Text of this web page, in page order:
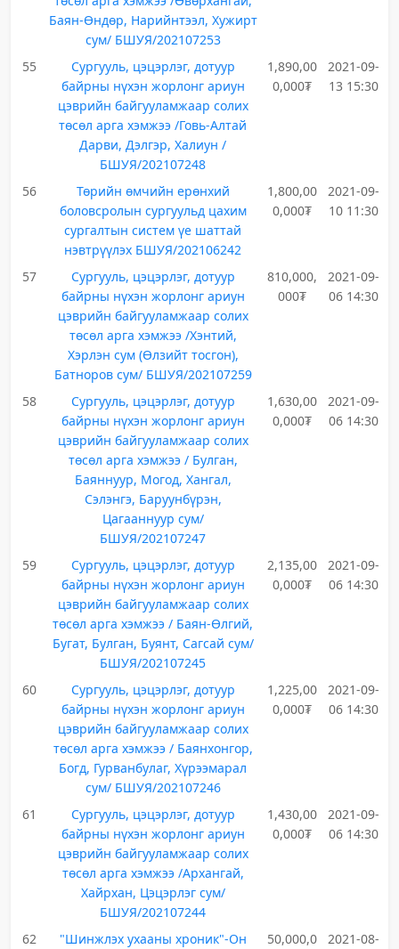
Баян-Өндөр, Нарийнтээл, Хужирт
сум/ БШУЯ/202107253
55
Сургууль, цэцэрлэг, дотуур
байрны нүхэн жорлонг ариун
цэврийн байгууламжаар солих
төсөл арга хэмжээ /Говь-Алтай
Дарви, Дэлгэр, Халиун /
БШУЯ/202107248
1,890,00
0,000₮
2021-09-
13 15:30
56
Төрийн өмчийн ерөнхий
боловсролын сургуульд цахим
сургалтын систем үе шаттай
нэвтрүүлэх БШУЯ/202106242
1,800,00
0,000₮
2021-09-
10 11:30
57
Сургууль, цэцэрлэг, дотуур
байрны нүхэн жорлонг ариун
цэврийн байгууламжаар солих
төсөл арга хэмжээ /Хэнтий,
Хэрлэн сум (Өлзийт тосгон),
Батноров сум/ БШУЯ/202107259
810,000,
000₮
2021-09-
06 14:30
58
Сургууль, цэцэрлэг, дотуур
байрны нүхэн жорлонг ариун
цэврийн байгууламжаар солих
төсөл арга хэмжээ / Булган,
Баяннуур, Могод, Хангал,
Сэлэнгэ, Баруунбүрэн,
Цагааннуур сум/
БШУЯ/202107247
1,630,00
0,000₮
2021-09-
06 14:30
59
Сургууль, цэцэрлэг, дотуур
байрны нүхэн жорлонг ариун
цэврийн байгууламжаар солих
төсөл арга хэмжээ / Баян-Өлгий,
Бугат, Булган, Буянт, Сагсай сум/
БШУЯ/202107245
2,135,00
0,000₮
2021-09-
06 14:30
60
Сургууль, цэцэрлэг, дотуур
байрны нүхэн жорлонг ариун
цэврийн байгууламжаар солих
төсөл арга хэмжээ / Баянхонгор,
Богд, Гурванбулаг, Хүрээмарал
сум/ БШУЯ/202107246
1,225,00
0,000₮
2021-09-
06 14:30
61
Сургууль, цэцэрлэг, дотуур
байрны нүхэн жорлонг ариун
цэврийн байгууламжаар солих
төсөл арга хэмжээ /Архангай,
Хайрхан, Цэцэрлэг сум/
БШУЯ/202107244
1,430,00
0,000₮
2021-09-
06 14:30
62
"Шинжлэх ухааны хроник"-Он
50,000,0
2021-08-